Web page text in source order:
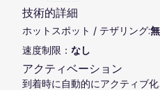
技術的詳細
ホットスポット / テザリング:
速度制限： なし
アクティベーション
到着時に自動的にアクティブ